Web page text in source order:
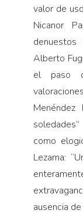
valor de
Nicanor
Alberto
el paso
como
Lezama:
ausencia de